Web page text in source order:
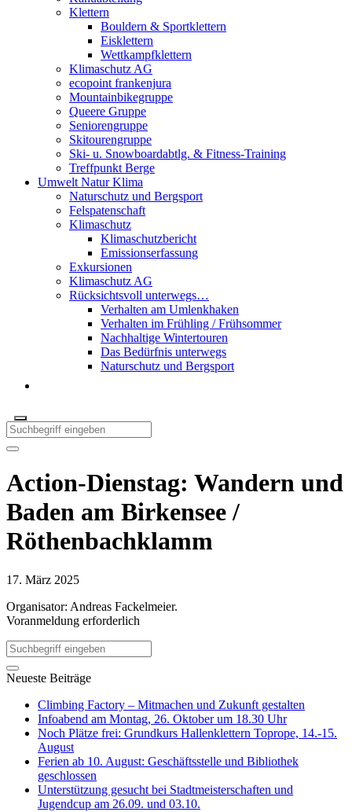
Klettern
Bouldern & Sportklettern
Eisklettern
Wettkampfklettern
Klimaschutz AG
ecopoint frankenjura
Mountainbikegruppe
Queere Gruppe
Seniorengruppe
Skitourengruppe
Ski- u. Snowboardabtlg. & Fitness-Training
Treffpunkt Berge
Umwelt Natur Klima
Naturschutz und Bergsport
Felspatenschaft
Klimaschutz
Klimaschutzbericht
Emissionserfassung
Exkursionen
Klimaschutz AG
Rücksichtsvoll unterwegs…
Verhalten am Umlenkhaken
Verhalten im Frühling / Frühsommer
Nachhaltige Wintertouren
Das Bedürfnis unterwegs
Naturschutz und Bergsport
Action-Dienstag: Wandern und
Baden am Birkensee /
Röthenbachklamm
17. März 2025
Organisator: Andreas Fackelmeier.
Voranmeldung erforderlich
Neueste Beiträge
Climbing Factory – Mitmachen und Zukunft gestalten
Infoabend am Montag, 26. Oktober um 18.30 Uhr
Noch Plätze frei: Grundkurs Hallenklettern Toprope, 14.-15.
August
Ferien ab 10. August: Geschäftsstelle und Bibliothek
geschlossen
Unterstützung gesucht bei Stadtmeisterschaften und
Jugendcup am 26.09. und 03.10.